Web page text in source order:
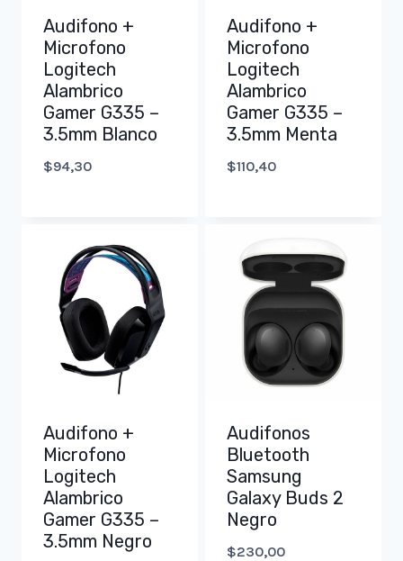
Audifono +
Microfono
Logitech
Alambrico
Gamer G335 –
3.5mm Blanco
$94,30
Audifono +
Microfono
Logitech
Alambrico
Gamer G335 –
3.5mm Menta
$110,40
Audifono +
Microfono
Logitech
Alambrico
Gamer G335 –
3.5mm Negro
Audifonos
Bluetooth
Samsung
Galaxy Buds 2
Negro
$230,00